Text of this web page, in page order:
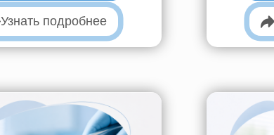
Узнать подробнее